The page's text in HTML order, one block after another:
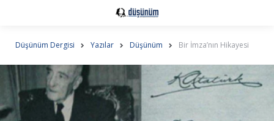
Düşünüm Dergisi Yazılar Düşünüm Bir İmza’nın Hikayesi